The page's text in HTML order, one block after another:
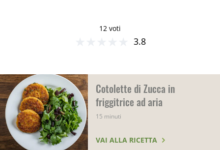
12 voti
3.8
Cotolette di Zucca in
friggitrice ad aria
15 minuti
VAI ALLA RICETTA